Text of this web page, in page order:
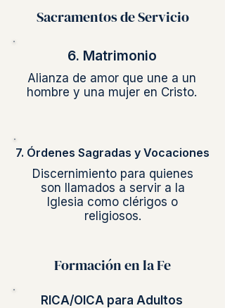
Sacramentos de Servicio
6. Matrimonio
Alianza de amor que une a un
hombre y una mujer en Cristo.
7. Órdenes Sagradas y Vocaciones
Discernimiento para quienes
son llamados a servir a la
Iglesia como clérigos o
religiosos.
Formación en la Fe
RICA/OICA para Adultos